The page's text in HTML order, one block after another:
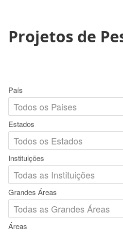
Projetos de
País
Estados
Instituições
Grandes Áreas
Áreas